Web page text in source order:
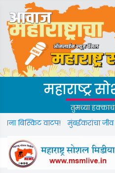
महाराष्ट्र
तुमच्या हक्काचं
वाटप!
मुंबईकरांचा जीव एवढा स्वस्त